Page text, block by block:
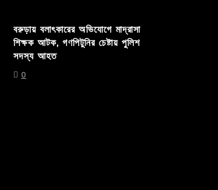
বরুড়ায় বলাৎকারের অভিযোগে মাদ্রাসা
শিক্ষক আটক, গণপিটুনির চেষ্টায় পুলিশ
সদস্য আহত
0